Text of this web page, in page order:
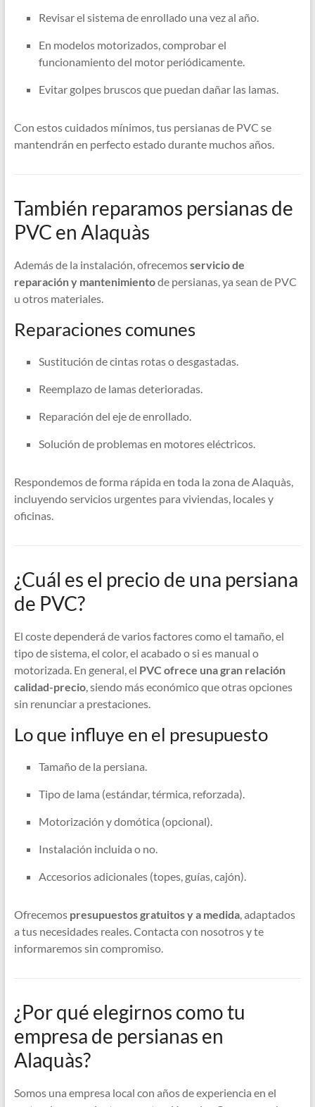
Revisar el sistema de enrollado una vez al año.
En modelos motorizados, comprobar el
funcionamiento del motor periódicamente.
Evitar golpes bruscos que puedan dañar las lamas.
Con estos cuidados mínimos, tus persianas de PVC se
mantendrán en perfecto estado durante muchos años.
También reparamos persianas de
PVC en Alaquàs
Además de la instalación, ofrecemosservicio de
reparación y mantenimientode persianas, ya sean de PVC
u otros materiales.
Reparaciones comunes
Sustitución de cintas rotas o desgastadas.
Reemplazo de lamas deterioradas.
Reparación del eje de enrollado.
Solución de problemas en motores eléctricos.
Respondemos de forma rápida en toda la zona de Alaquàs,
incluyendo servicios urgentes para viviendas, locales y
oficinas.
¿Cuál es el precio de una persiana
de PVC?
El coste dependerá de varios factores como el tamaño, el
tipo de sistema, el color, el acabado o si es manual o
motorizada. En general, el PVC ofrece una gran relación
calidad-precio, siendo más económico que otras opciones
sin renunciar a prestaciones.
Lo que influye en el presupuesto
Tamaño de la persiana.
Tipo de lama (estándar, térmica, reforzada).
Motorización y domótica (opcional).
Instalación incluida o no.
Accesorios adicionales (topes, guías, cajón).
Ofrecemos presupuestos gratuitos y a medida, adaptados
a tus necesidades reales. Contacta con nosotros y te
informaremos sin compromiso.
¿Por qué elegirnos como tu
empresa de persianas en
Alaquàs?
Somos una empresa local con años de experiencia en el